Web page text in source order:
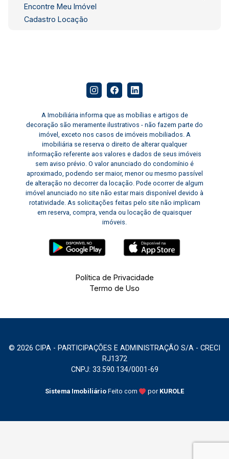
imóvel com segurança e agilidade? Conte com a
gente! Fale com Luiz Henrique e tenha um
Encontre Meu Imóvel
Cadastro Locação
A Imobiliária informa que as mobílias e artigos de
decoração são meramente ilustrativos - não fazem parte do
imóvel, exceto nos casos de imóveis mobiliados. A
imobiliária se reserva o direito de alterar qualquer
informação referente aos valores e dados de seus imóveis
sem aviso prévio. O valor anunciado do condomínio é
aproximado, podendo ser maior, menor ou mesmo passível
de alteração no decorrer da locação. Pode ocorrer de algum
imóvel anunciado no site não estar mais disponível devido à
rotatividade. As solicitações feitas pelo site não implicam
em reserva, compra, venda ou locação de quaisquer
imóveis.
Política de Privacidade
Termo de Uso
© 2026 CIPA - PARTICIPAÇÕES E ADMINISTRAÇÃO S/A - CRECI
RJ1372
CNPJ: 33.590.134/0001-69
Sistema Imobiliário Feito com por KUROLE